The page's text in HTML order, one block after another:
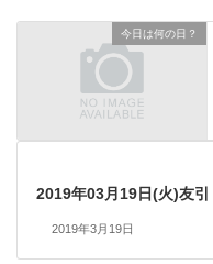
今日は何の日？
2019年03月19日(火)友引
2019年3月19日